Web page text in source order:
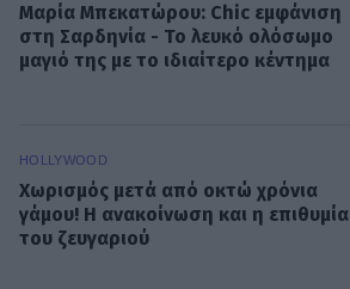
Μαρία Μπεκατώρου: Chic εμφάνιση
στη Σαρδηνία - Το λευκό ολόσωμο
μαγιό της με το ιδιαίτερο κέντημα
HOLLYWOOD
Χωρισμός μετά από οκτώ χρόνια
γάμου! Η ανακοίνωση και η επιθυμία
του ζευγαριού